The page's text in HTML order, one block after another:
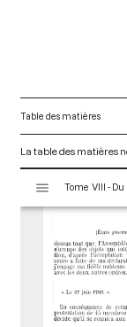
Table des matières
La table des matières
s
Tome VIII -